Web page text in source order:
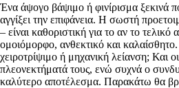
Ένα άψογο βάψιμο ή φινίρισμα ξεκινά
αγγίξει την επιφάνεια. Η σωστή
– είναι καθοριστική για το αν το τελικό
ομοιόμορφο, ανθεκτικό και
χειροτρίψιμο ή μηχανική λείανση; Και
πλεονεκτήματά τους, ενώ συχνά ο
καλύτερο αποτέλεσμα. Παρακάτω θα